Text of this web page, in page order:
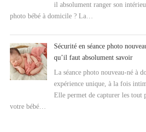
il absolument ranger son
photo bébé à domicile ? La…
Sécurité en séance photo
qu’il faut absolument savoir
La séance photo nouveau-né à
expérience unique, à la fois
Elle permet de capturer les tout
votre bébé…